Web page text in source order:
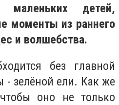
маленьких детей,
моменты из раннего
и волшебства.
без главной
зелёной ели. Как же
оно не только